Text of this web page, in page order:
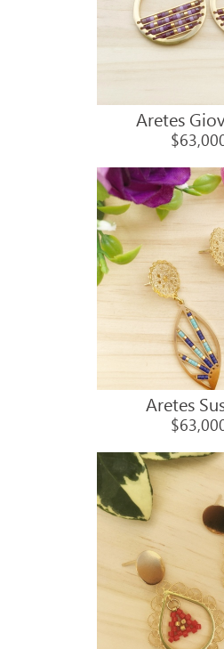
Aretes
Aretes